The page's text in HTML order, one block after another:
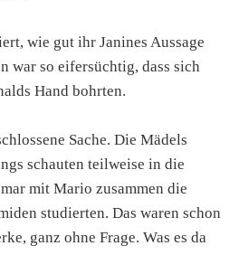
wie gut ihr Janines Aussage
war so eifersüchtig, dass sich
Hand bohrten.
Sache. Die Mädels
schauten teilweise in die
mit Mario zusammen die
studierten. Das waren schon
ganz ohne Frage. Was es da